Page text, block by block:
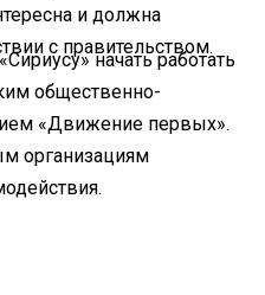
и должна
с правительством.
начать работать
общественно-
«Движение первых».
организациям